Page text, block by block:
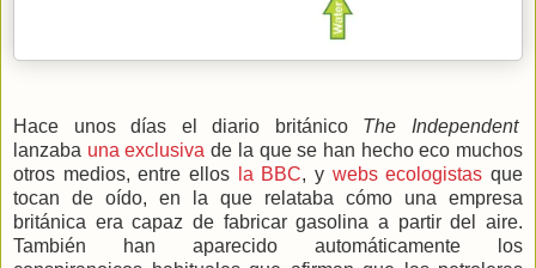
Hace unos días el diario británico The Independent
lanzaba una exclusiva de la que se han hecho eco muchos
otros medios, entre ellos
la BBC, y webs ecologistas que
tocan de oído, en la que relataba cómo una empresa
británica era capaz de fabricar gasolina a partir del aire.
También han aparecido automáticamente los